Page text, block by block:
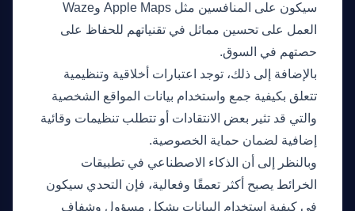
سيكون على المنافسين مثل Apple Maps وWaze
العمل على تحسين مماثل في تقنياتهم للحفاظ على
حصتهم في السوق.
بالإضافة إلى ذلك، توجد اعتبارات أخلاقية وتنظيمية
تتعلق بكيفية جمع واستخدام بيانات المواقع الشخصية
والتي قد تثير بعض الانتقادات أو تتطلب تنظيمات وقائية
إضافية لضمان حماية الخصوصية.
وبالنظر إلى أن الذكاء الاصطناعي في تطبيقات
الخرائط يصبح أكثر تعمقًا وفعالية، فإن التحدي سيكون
في كيفية استخدام البيانات بشكل مسؤول وشفاف